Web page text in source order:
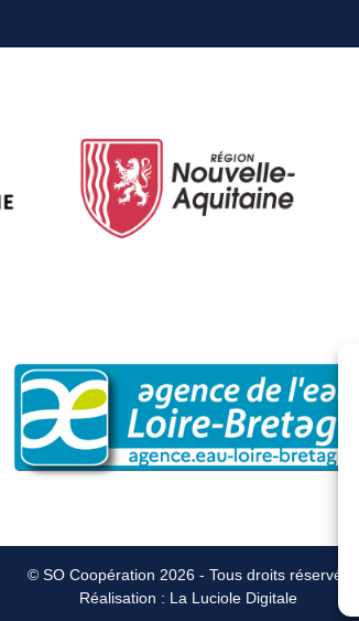
© SO Coopération 2026 - Tous droits réservés
Réalisation : La Luciole Digitale